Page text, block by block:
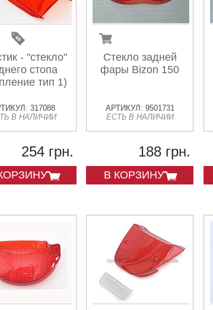
- "стекло"
стопа
тип 1)
317088
В НАЛИЧИИ
254 грн.
Стекло задней
фары Bizon 150
АРТИКУЛ: 9501731
ЕСТЬ В НАЛИЧИИ
188 грн.
В КОРЗИНУ